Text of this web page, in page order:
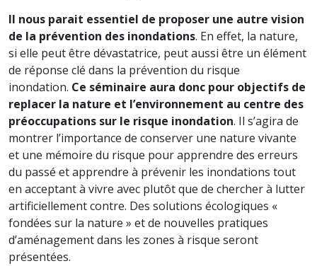
Il nous parait essentiel de proposer une autre vision
de la prévention des inondations. En effet, la nature,
si elle peut être dévastatrice, peut aussi être un élément
de réponse clé dans la prévention du risque
inondation. Ce séminaire aura donc pour objectifs de
replacer la nature et l’environnement au centre des
préoccupations sur le risque inondation. Il s’agira de
montrer l’importance de conserver une nature vivante
et une mémoire du risque pour apprendre des erreurs
du passé et apprendre à prévenir les inondations tout
en acceptant à vivre avec plutôt que de chercher à lutter
artificiellement contre. Des solutions écologiques «
fondées sur la nature » et de nouvelles pratiques
d’aménagement dans les zones à risque seront
présentées.